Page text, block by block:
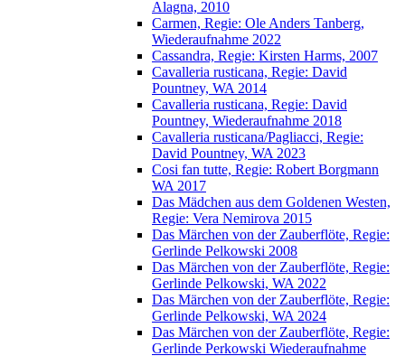
Alagna, 2010
Carmen, Regie: Ole Anders Tanberg,
Wiederaufnahme 2022
Cassandra, Regie: Kirsten Harms, 2007
Cavalleria rusticana, Regie: David
Pountney, WA 2014
Cavalleria rusticana, Regie: David
Pountney, Wiederaufnahme 2018
Cavalleria rusticana/Pagliacci, Regie:
David Pountney, WA 2023
Cosi fan tutte, Regie: Robert Borgmann
WA 2017
Das Mädchen aus dem Goldenen Westen,
Regie: Vera Nemirova 2015
Das Märchen von der Zauberflöte, Regie:
Gerlinde Pelkowski 2008
Das Märchen von der Zauberflöte, Regie:
Gerlinde Pelkowski, WA 2022
Das Märchen von der Zauberflöte, Regie:
Gerlinde Pelkowski, WA 2024
Das Märchen von der Zauberflöte, Regie:
Gerlinde Perkowski Wiederaufnahme